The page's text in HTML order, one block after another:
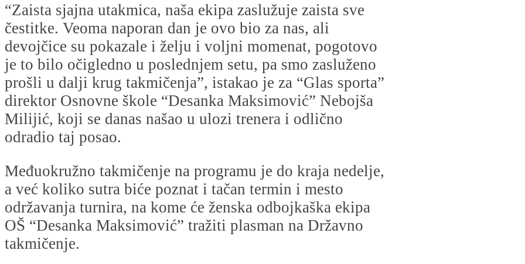
“Zaista sjajna utakmica, naša ekipa zaslužuje zaista sve
čestitke. Veoma naporan dan je ovo bio za nas, ali
devojčice su pokazale i želju i voljni momenat, pogotovo
je to bilo očigledno u poslednjem setu, pa smo zasluženo
prošli u dalji krug takmičenja”, istakao je za “Glas sporta”
direktor Osnovne škole “Desanka Maksimović” Nebojša
Milijić, koji se danas našao u ulozi trenera i odlično
odradio taj posao.
Međuokružno takmičenje na programu je do kraja nedelje,
a već koliko sutra biće poznat i tačan termin i mesto
održavanja turnira, na kome će ženska odbojkaška ekipa
OŠ “Desanka Maksimović” tražiti plasman na Državno
takmičenje.